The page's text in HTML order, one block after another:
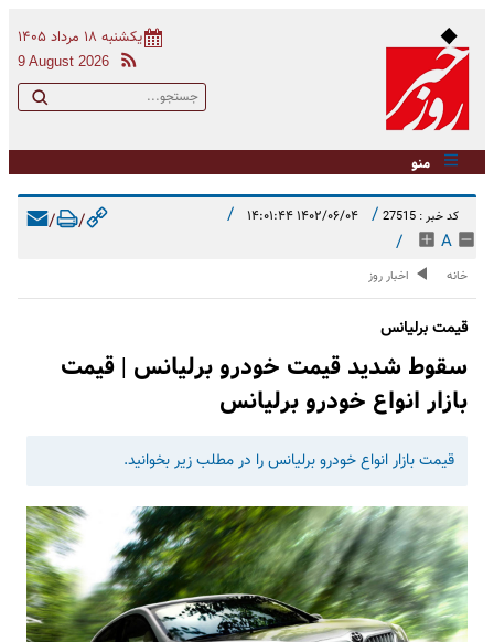
یکشنبه ۱۸ مرداد ۱۴۰۵
9 August 2026
منو
کد خبر : 27515 / ۱۴۰۲/۰۶/۰۴ ۱۴:۰۱:۴۴ /
A
/
/
/
خانه اخبار روز
قیمت برلیانس
سقوط شدید قیمت خودرو برلیانس | قیمت
بازار انواع خودرو برلیانس
قیمت بازار انواع خودرو برلیانس را در مطلب زیر بخوانید.